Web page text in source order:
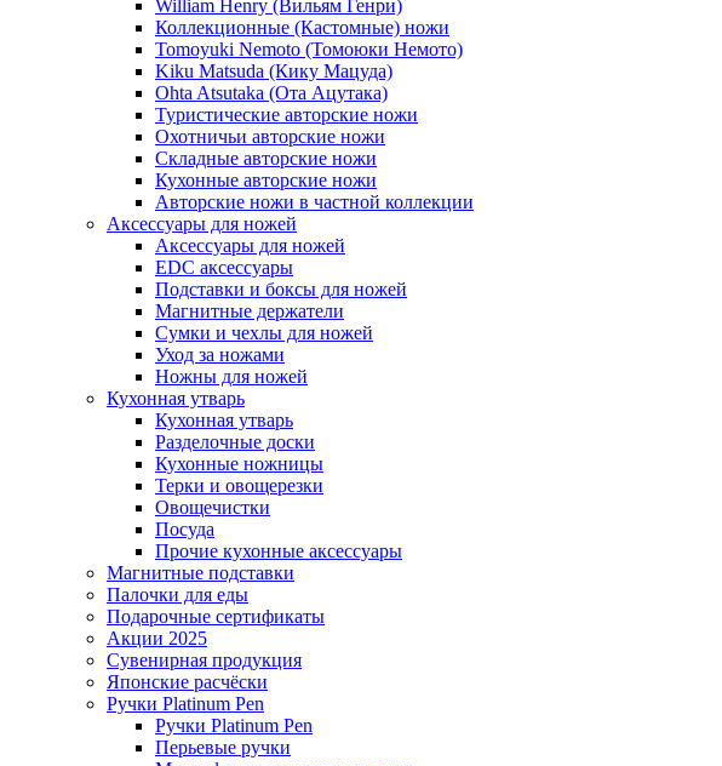
William Henry (Вильям Генри)
Коллекционные (Кастомные) ножи
Tomoyuki Nemoto (Томоюки Немото)
Kiku Matsuda (Кику Мацуда)
Ohta Atsutaka (Ота Ацутака)
Туристические авторские ножи
Охотничьи авторские ножи
Складные авторские ножи
Кухонные авторские ножи
Авторские ножи в частной коллекции
Аксессуары для ножей
Аксессуары для ножей
EDC аксессуары
Подставки и боксы для ножей
Магнитные держатели
Сумки и чехлы для ножей
Уход за ножами
Ножны для ножей
Кухонная утварь
Кухонная утварь
Разделочные доски
Кухонные ножницы
Терки и овощерезки
Овощечистки
Посуда
Прочие кухонные аксессуары
Магнитные подставки
Палочки для еды
Подарочные сертификаты
Акции 2025
Сувенирная продукция
Японские расчёски
Ручки Platinum Pen
Ручки Platinum Pen
Перьевые ручки